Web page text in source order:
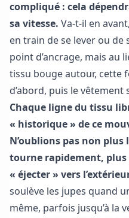
compliqué : cela
sa vitesse. Va-t-il en
en train de se lever ou de
point d’ancrage, mais au
tissu bouge autour, cette
d’abord, puis le
Chaque ligne du tissu
« historique » de ce
N’oublions pas non
tourne rapidement, plus
« éjecter » vers
soulève les jupes quand
même, parfois jusqu’à la